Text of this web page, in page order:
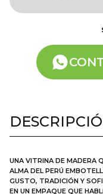
UNA VITRINA DE MADERA
ALMA DEL PERÚ
GUSTO, TRADICIÓN Y
EN UN EMPAQUE QUE